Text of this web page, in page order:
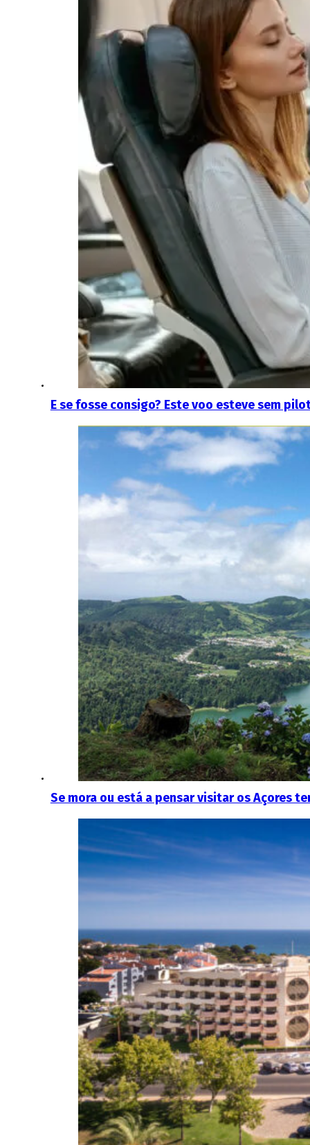
E se fosse consigo? Este voo esteve sem
Se mora ou está a pensar visitar os Açores